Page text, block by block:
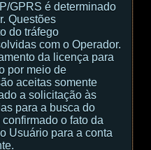
GPRS é determinado
Questões
do tráfego
com o Operador.
da licença para
por meio de
aceitas somente
a solicitação às
para a busca do
o fato da
Usuário para a conta